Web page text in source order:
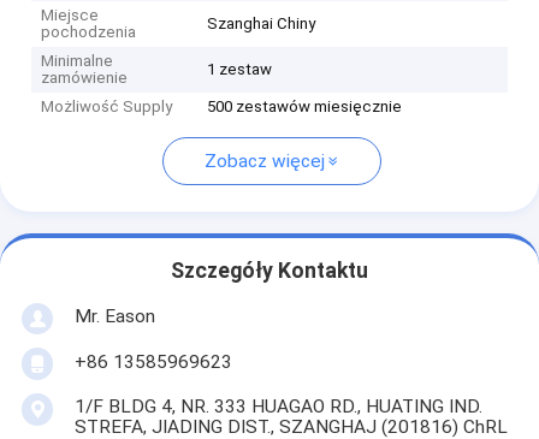
Miejsce
pochodzenia
Szanghai Chiny
Minimalne
zamówienie
1 zestaw
Możliwość Supply 500 zestawów miesięcznie
Zobacz więcej
Szczegóły Kontaktu
Mr. Eason
+86 13585969623
1/F BLDG 4, NR. 333 HUAGAO RD., HUATING IND.
STREFA, JIADING DIST., SZANGHAJ (201816) ChRL